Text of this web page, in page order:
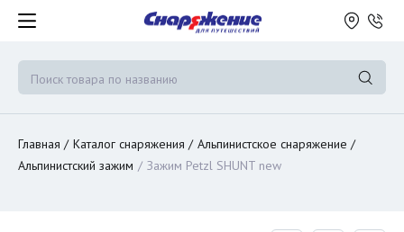
Главная Каталог снаряжения
Альпинистское снаряжение
Альпинистский зажим
Зажим Petzl SHUNT new